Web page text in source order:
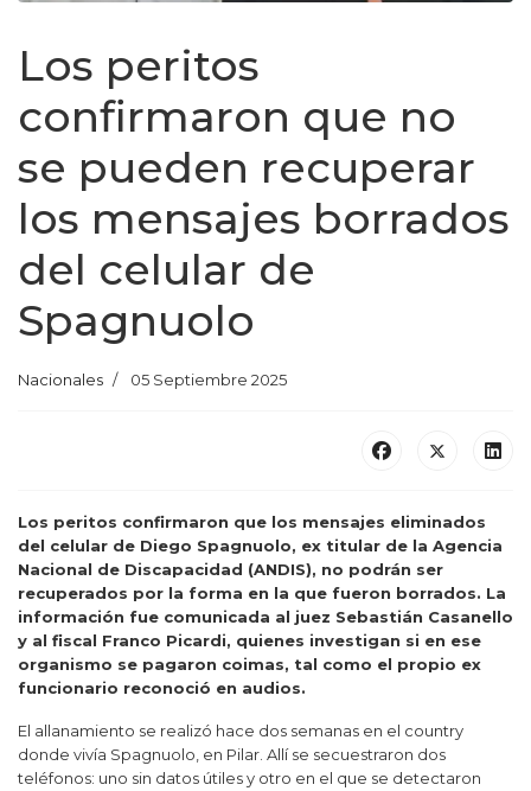
Los peritos
confirmaron que no
se pueden recuperar
los mensajes borrados
del celular de
Spagnuolo
Nacionales 05 Septiembre 2025
Los peritos confirmaron que los mensajes eliminados
del celular de Diego Spagnuolo, ex titular de la Agencia
Nacional de Discapacidad (ANDIS), no podrán ser
recuperados por la forma en la que fueron borrados. La
información fue comunicada al juez Sebastián Casanello
y al fiscal Franco Picardi, quienes investigan si en ese
organismo se pagaron coimas, tal como el propio ex
funcionario reconoció en audios.
El allanamiento se realizó hace dos semanas en el country
donde vivía Spagnuolo, en Pilar. Allí se secuestraron dos
teléfonos: uno sin datos útiles y otro en el que se detectaron